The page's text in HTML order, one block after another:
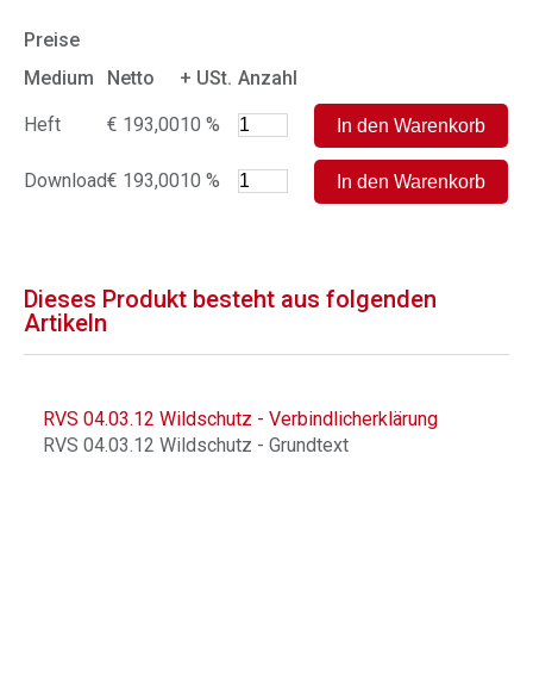
Preise
Medium
Netto + USt. Anzahl
Heft € 193,0010 %
Download€ 193,0010 %
Dieses Produkt besteht aus folgenden
Artikeln
RVS 04.03.12 Wildschutz - Verbindlicherklärung
RVS 04.03.12 Wildschutz - Grundtext